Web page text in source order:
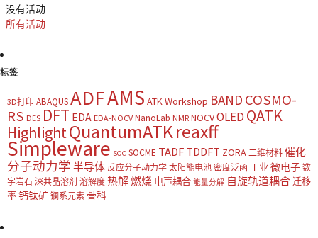
没有活动
所有活动
标签
3D打印 ABAQUSADFAMS ATK Workshop BAND COSMO-
RS DES DFT EDA EDA-NOCV NanoLab NMR NOCVOLED QATK
HighlightQuantumATKreaxff
Simpleware SOC SOCME TADF TDDFT ZORA 二维材料 催化
分子动力学 半导体 反应分子动力学 太阳能电池 密度泛函 工业 微电子 数
字岩石 深共晶溶剂 溶解度 热解燃烧 电声耦合 能量分解 自旋轨道耦合迁移
率钙钛矿 镧系元素 骨科